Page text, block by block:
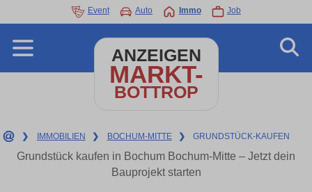
Event Auto Immo Job
ANZEIGEN
MARKT-
BOTTROP
❯ IMMOBILIEN ❯ BOCHUM-MITTE ❯ GRUNDSTÜCK-KAUFEN
Grundstück kaufen in Bochum Bochum-Mitte – Jetzt dein
Bauprojekt starten